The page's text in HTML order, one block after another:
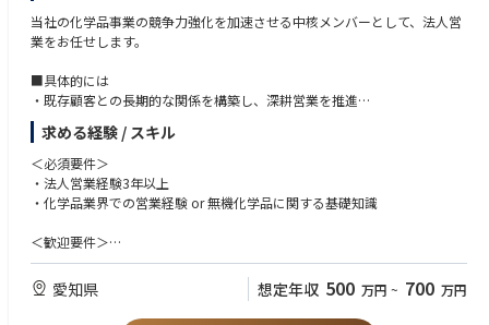
当社の化学品事業の競争力強化を加速させる中核メンバーとして、法人営
業をお任せします。
■具体的には
・既存顧客との長期的な関係を構築し、深耕営業を推進
・新規顧客開拓に向けた戦略立案と実行、アプローチ活動
・アルミナ・水酸化アルミニウム等の化成品・化学品の提案営業
・顧客の潜在的課題をヒアリングし、最適なソリューションを提案
・営業目標達成に向けた計画策定と進捗管理、改善活動
・市場動向や競合情報を収集・分析し、営業戦略へ反映
※「既存：新規＝８：２」で既存メインの営業になります
■当社の営業の魅力
・顧客ニーズに応える提案型営業で顧客との信頼関係を構築することがで
求める経験 / スキル
＜必須要件＞
・法人営業経験3年以上
・化学品業界での営業経験 or 無機化学品に関する基礎知識
＜歓迎要件＞
・既存顧客深耕営業の実績経験
・特定用途産業への深い知見
・理系（化学系）のバックグラウンド
愛知県 想定年収 500 万円 ~ 700 万円